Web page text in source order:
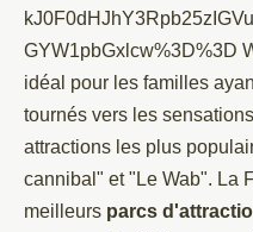
GYW1pbGxlcw%3D%3D
idéal pour les familles
tournés vers les
attractions les plus
cannibal" et "Le Wab". La
meilleurs parcs